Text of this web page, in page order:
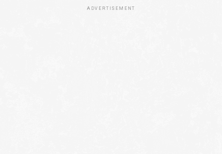
ADVERTISEMENT